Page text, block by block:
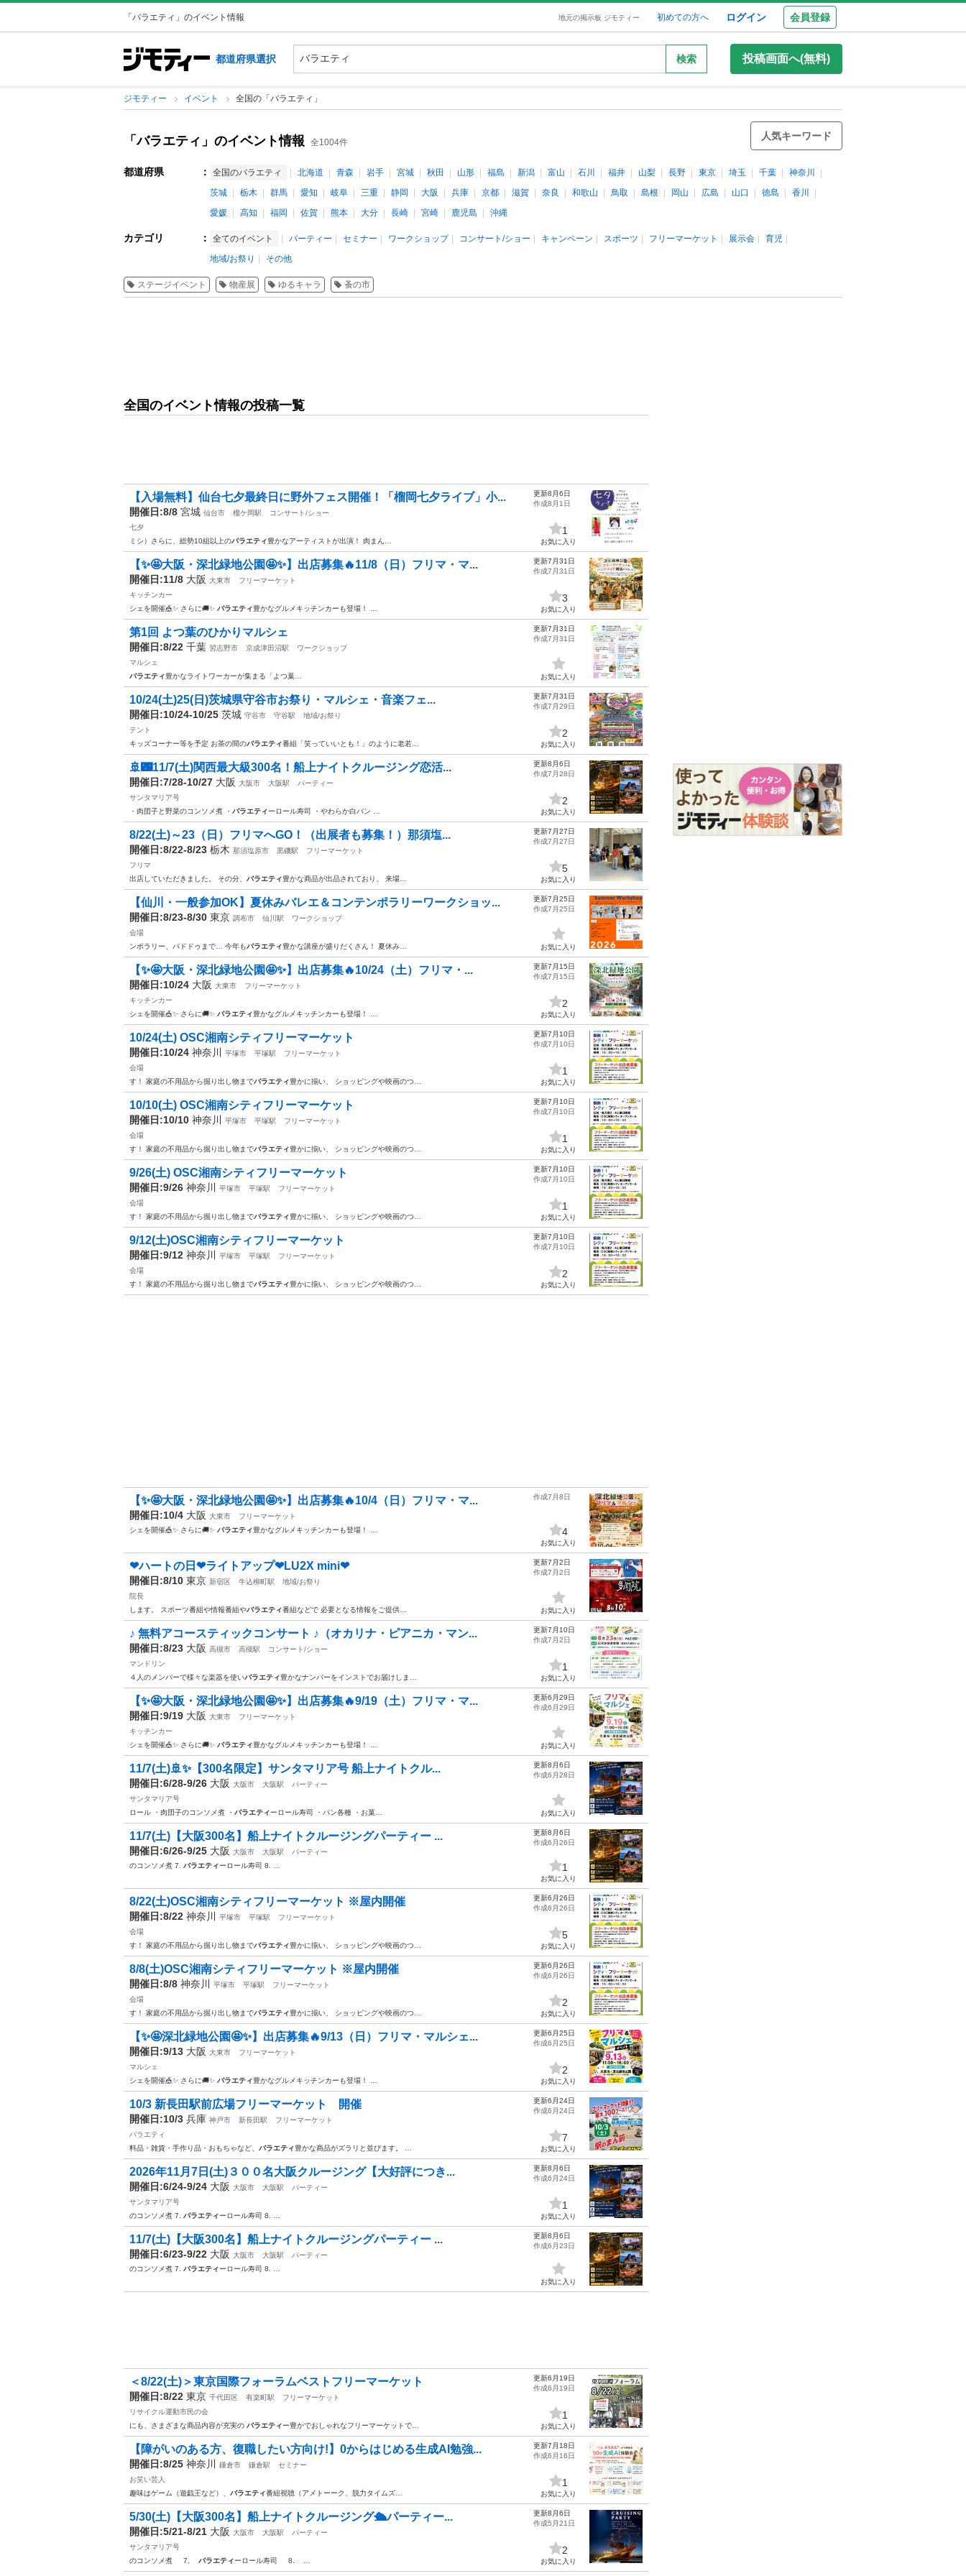
「バラエティ」のイベント情報 地元の掲示板 ジモティー 初めての方へ ログイン 会員登録
都道府県選択 検索 投稿画面へ(無料)
ジモティー イベント 全国の「バラエティ」
「バラエティ」のイベント情報 全1004件
人気キーワード
都道府県 ： 全国のバラエティ 北海道 青森 岩手 宮城 秋田 山形 福島 新潟 富山 石川 福井 山梨 長野 東京 埼玉 千葉
神奈川
茨城
栃木 群馬 愛知 岐阜 三重 静岡 大阪 兵庫 京都 滋賀 奈良 和歌山 鳥取 島根 岡山 広島 山口 徳島
香川
愛媛
高知 福岡 佐賀 熊本 大分 長崎 宮崎 鹿児島 沖縄
カテゴリ ： 全てのイベント パーティー セミナー ワークショップ コンサート/ショー キャンペーン スポーツ フリーマーケット 展示会
育児
地域/お祭り
その他
ステージイベント 物産展 ゆるキャラ 蚤の市
全国のイベント情報の投稿一覧
【入場無料】仙台七夕最終日に野外フェス開催！「榴岡七夕ライブ」小...
開催日:8/8 宮城 仙台市 榴ケ岡駅
コンサート/ショー
七夕
ミシ） ​さらに、総勢10組以上のバラエティ豊かなアーティストが出演！ 肉まん…
更新8月6日
作成8月1日
1
お気に入り
【✨🤩大阪・深北緑地公園🤩✨】出店募集🔥11/8（日）フリマ・マ...
開催日:11/8 大阪 大東市
フリーマーケット
キッチンカー
シェを開催🎪✨ さらに🚚✨ バラエティ豊かなグルメキッチンカーも登場！ …
更新7月31日
作成7月31日
3
お気に入り
第1回 よつ葉のひかりマルシェ
開催日:8/22 千葉 習志野市 京成津田沼駅
ワークショップ
マルシェ
バラエティ豊かなライトワーカーが集まる「よつ葉…
更新7月31日
作成7月31日
お気に入り
10/24(土)25(日)茨城県守谷市お祭り・マルシェ・音楽フェ...
開催日:10/24-10/25 茨城 守谷市 守谷駅
地域/お祭り
テント
キッズコーナー等を予定 お茶の間のバラエティ番組「笑っていいとも！」のように老若…
更新7月31日
作成7月29日
2
お気に入り
🚢🌃11/7(土)関西最大級300名！船上ナイトクルージング恋活...
開催日:7/28-10/27 大阪 大阪市 大阪駅
パーティー
サンタマリア号
・肉団子と野菜のコンソメ煮 ・ バラエティーロール寿司 ・やわらか白パン …
更新8月6日
作成7月28日
2
お気に入り
8/22(土)～23（日）フリマへGO！（出展者も募集！）那須塩...
開催日:8/22-8/23 栃木 那須塩原市 黒磯駅
フリーマーケット
フリマ
出店していただきました。 その分、 バラエティ豊かな商品が出品されており、 来場…
更新7月27日
作成7月27日
5
お気に入り
【仙川・一般参加OK】夏休みバレエ＆コンテンポラリーワークショッ...
開催日:8/23-8/30 東京 調布市 仙川駅
ワークショップ
会場
ンポラリー、パドドゥまで… 今年もバラエティ豊かな講座が盛りだくさん！ 夏休み…
更新7月25日
作成7月25日
お気に入り
【✨🤩大阪・深北緑地公園🤩✨】出店募集🔥10/24（土）フリマ・...
開催日:10/24 大阪 大東市
フリーマーケット
キッチンカー
シェを開催🎪✨ さらに🚚✨ バラエティ豊かなグルメキッチンカーも登場！ …
更新7月15日
作成7月15日
2
お気に入り
10/24(土) OSC湘南シティフリーマーケット
開催日:10/24 神奈川 平塚市 平塚駅
フリーマーケット
会場
す！ 家庭の不用品から掘り出し物までバラエティ豊かに揃い、 ショッピングや映画のつ…
更新7月10日
作成7月10日
1
お気に入り
10/10(土) OSC湘南シティフリーマーケット
開催日:10/10 神奈川 平塚市 平塚駅
フリーマーケット
会場
す！ 家庭の不用品から掘り出し物までバラエティ豊かに揃い、 ショッピングや映画のつ…
更新7月10日
作成7月10日
1
お気に入り
9/26(土) OSC湘南シティフリーマーケット
開催日:9/26 神奈川 平塚市 平塚駅
フリーマーケット
会場
す！ 家庭の不用品から掘り出し物までバラエティ豊かに揃い、 ショッピングや映画のつ…
更新7月10日
作成7月10日
1
お気に入り
9/12(土)OSC湘南シティフリーマーケット
開催日:9/12 神奈川 平塚市 平塚駅
フリーマーケット
会場
す！ 家庭の不用品から掘り出し物までバラエティ豊かに揃い、 ショッピングや映画のつ…
更新7月10日
作成7月10日
2
お気に入り
【✨🤩大阪・深北緑地公園🤩✨】出店募集🔥10/4（日）フリマ・マ...
開催日:10/4 大阪 大東市
フリーマーケット
シェを開催🎪✨ さらに🚚✨ バラエティ豊かなグルメキッチンカーも登場！ …
作成7月8日
4
お気に入り
❤ハートの日❤ライトアップ❤LU2X mini❤
開催日:8/10 東京 新宿区 牛込柳町駅
地域/お祭り
院長
します。 スポーツ番組や情報番組やバラエティ番組などで 必要となる情報をご提供…
更新7月2日
作成7月2日
お気に入り
♪ 無料アコースティックコンサート ♪（オカリナ・ピアニカ・マン...
開催日:8/23 大阪 高槻市 高槻駅
コンサート/ショー
マンドリン
４人のメンバーで様々な楽器を使いバラエティ豊かなナンバーをインストでお届けしま…
更新7月10日
作成7月2日
1
お気に入り
【✨🤩大阪・深北緑地公園🤩✨】出店募集🔥9/19（土）フリマ・マ...
開催日:9/19 大阪 大東市
フリーマーケット
キッチンカー
シェを開催🎪✨ さらに🚚✨ バラエティ豊かなグルメキッチンカーも登場！ …
更新6月29日
作成6月29日
お気に入り
11/7(土)🚢✨【300名限定】サンタマリア号 船上ナイトクル...
開催日:6/28-9/26 大阪 大阪市 大阪駅
パーティー
サンタマリア号
ロール ・肉団子のコンソメ煮 ・ バラエティーロール寿司 ・パン各種 ・お菓…
更新8月6日
作成6月28日
お気に入り
11/7(土)【大阪300名】船上ナイトクルージングパーティー ...
開催日:6/26-9/25 大阪 大阪市 大阪駅
パーティー
のコンソメ煮 7. バラエティーロール寿司 8. …
更新8月6日
作成6月26日
1
お気に入り
8/22(土)OSC湘南シティフリーマーケット ※屋内開催
開催日:8/22 神奈川 平塚市 平塚駅
フリーマーケット
会場
す！ 家庭の不用品から掘り出し物までバラエティ豊かに揃い、 ショッピングや映画のつ…
更新6月26日
作成6月26日
5
お気に入り
8/8(土)OSC湘南シティフリーマーケット ※屋内開催
開催日:8/8 神奈川 平塚市 平塚駅
フリーマーケット
会場
す！ 家庭の不用品から掘り出し物までバラエティ豊かに揃い、 ショッピングや映画のつ…
更新6月26日
作成6月26日
2
お気に入り
【✨🤩深北緑地公園🤩✨】出店募集🔥9/13（日）フリマ・マルシェ...
開催日:9/13 大阪 大東市
フリーマーケット
マルシェ
シェを開催🎪✨ さらに🚚✨ バラエティ豊かなグルメキッチンカーも登場！ …
更新6月25日
作成6月25日
2
お気に入り
10/3 新長田駅前広場フリーマーケット 開催
開催日:10/3 兵庫 神戸市 新長田駅
フリーマーケット
バラエティ
料品・雑貨・手作り品・おもちゃなど、 バラエティ豊かな商品がズラリと並びます。 …
更新6月24日
作成6月24日
7
お気に入り
2026年11月7日(土)３００名大阪クルージング【大好評につき...
開催日:6/24-9/24 大阪 大阪市 大阪駅
パーティー
サンタマリア号
のコンソメ煮 7. バラエティーロール寿司 8. …
更新8月6日
作成6月24日
1
お気に入り
11/7(土)【大阪300名】船上ナイトクルージングパーティー ...
開催日:6/23-9/22 大阪 大阪市 大阪駅
パーティー
のコンソメ煮 7. バラエティーロール寿司 8. …
更新8月6日
作成6月23日
お気に入り
＜8/22(土)＞東京国際フォーラムベストフリーマーケット
開催日:8/22 東京 千代田区 有楽町駅
フリーマーケット
リサイクル運動市民の会
にも、さまざまな商品内容が充実の バラエティー豊かでおしゃれなフリーマーケットで…
更新6月19日
作成6月19日
1
お気に入り
【障がいのある方、復職したい方向け!】0からはじめる生成AI勉強...
開催日:8/25 神奈川 鎌倉市 鎌倉駅
セミナー
お笑い芸人
趣味はゲーム（遊戯王など）、 バラエティ番組視聴（アメトーーク、脱力タイムズ…
更新7月18日
作成6月16日
1
お気に入り
5/30(土)【大阪300名】船上ナイトクルージング🛳パーティー...
開催日:5/21-8/21 大阪 大阪市 大阪駅
パーティー
サンタマリア号
のコンソメ煮 7. バラエティーロール寿司 8. …
更新8月6日
作成5月21日
2
お気に入り